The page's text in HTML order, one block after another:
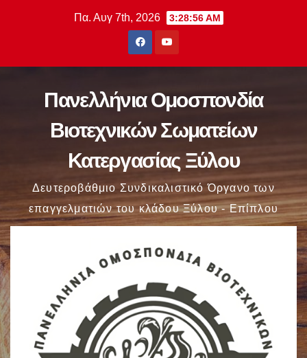
Πα. Αυγ 7th, 2026 3:28:56 AM
Πανελλήνια Ομοσπονδία
Βιοτεχνικών Σωματείων
Κατεργασίας Ξύλου
Δευτεροβάθμιο Συνδικαλιστικό Όργανο των
επαγγελματιών του κλάδου Ξύλου - Επίπλου